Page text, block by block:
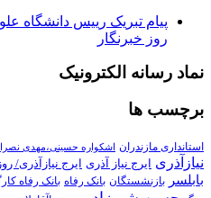
پیام تبریک رییس دانشگاه
روز خبرنگار
نماد رسانه الکترونیک
برچسب ها
استانداری مازندران اشکواره حسینی،مهدی
نیازآذری ایرج نیاز آذری ایرج نیازآذری/
بابلسر بازنشستگان بانک رفاه بانک رفاه